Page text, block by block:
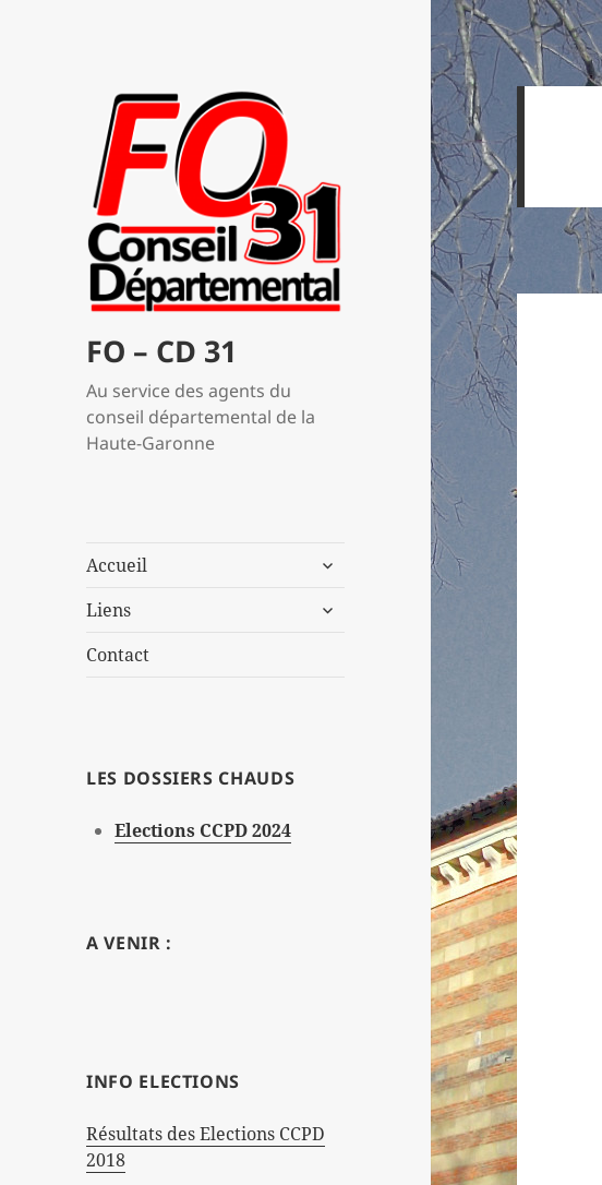
FO – CD 31
Au service des agents du
conseil départemental de la
Haute-Garonne
Accueil
ouvrir
sous-
Liens
ouvrir
Contact
LES DOSSIERS CHAUDS
Elections CCPD 2024
A VENIR :
INFO ELECTIONS
Résultats des Elections CCPD
2018